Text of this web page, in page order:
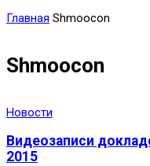
Главная Shmoocon
Shmoocon
Новости
Видеозаписи
2015